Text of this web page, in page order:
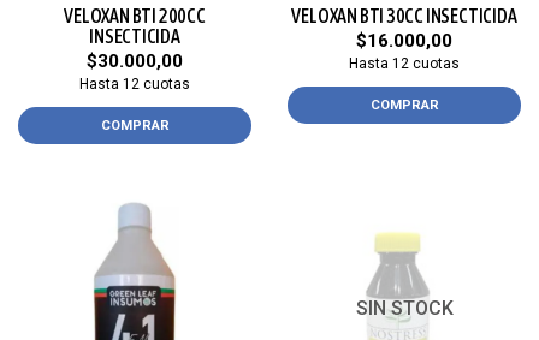
VELOXAN BTI 200CC
INSECTICIDA
$30.000,00
Hasta 12 cuotas
COMPRAR
VELOXAN BTI 30CC INSECTICIDA
$16.000,00
Hasta 12 cuotas
COMPRAR
SIN STOCK